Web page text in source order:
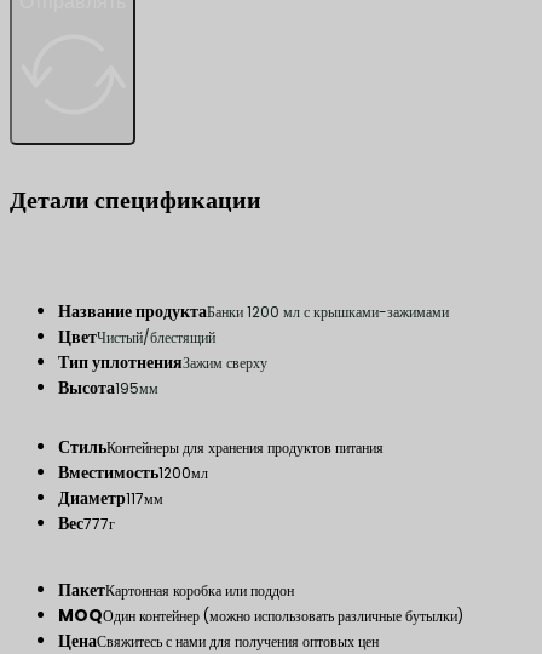
Детали спецификации
Название продуктаБанки 1200 мл с крышками-зажимами
ЦветЧистый/блестящий
Тип уплотненияЗажим сверху
Высота195мм
СтильКонтейнеры для хранения продуктов питания
Вместимость1200мл
Диаметр117мм
Вес777г
ПакетКартонная коробка или поддон
MOQОдин контейнер (можно использовать различные бутылки)
ЦенаСвяжитесь с нами для получения оптовых цен